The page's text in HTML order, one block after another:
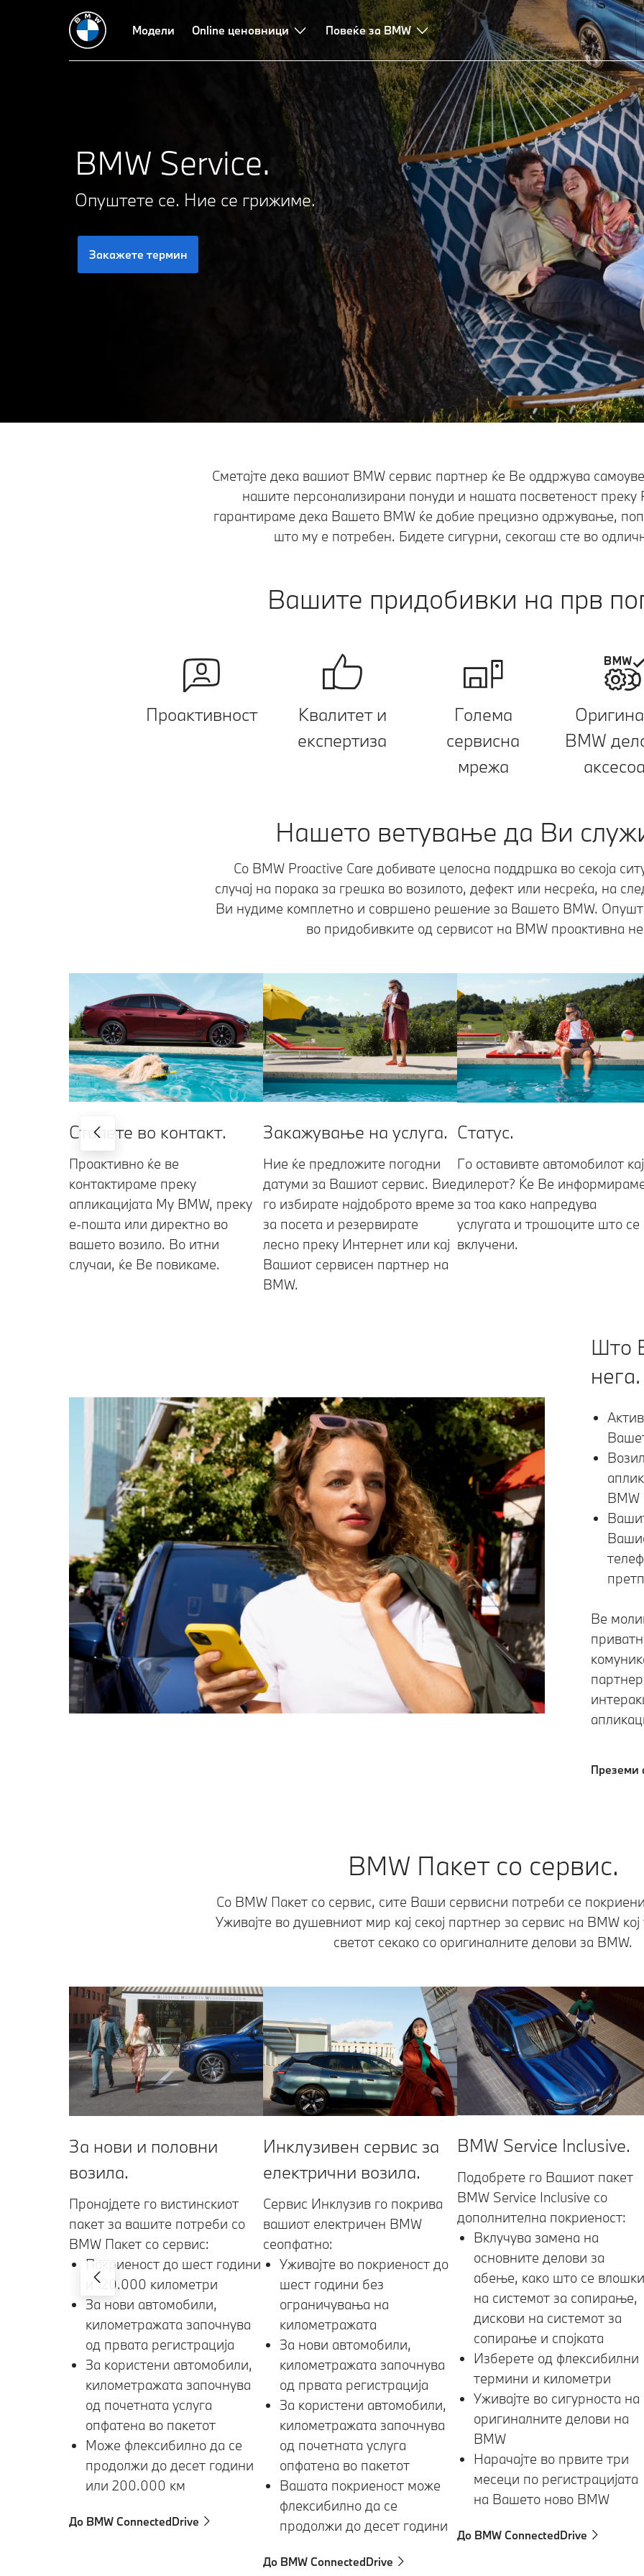
Модели Online ценовници Повеќе за BMW
BMW Service.
Опуштете се. Ние се грижиме.
Закажете термин
Proactive Care Пакет со сервис Пакет со поправка Помош на пат Сервис и заштеда Поправка и грижа ЧПП
Сметајте дека вашиот BMW сервис партнер ќе Ве оддржува
нашите персонализирани понуди и нашата посветеност преку
гарантираме дека Вашето BMW ќе добие прецизно одржување,
што му е потребен. Бидете сигурни, секогаш сте во
Вашите придобивки на прв
Проактивност
Квалитет и
експертиза
Голема
сервисна
мрежа
BMW
Нaшето ветување да Ви
Со BMW Proactive Care добивате целосна поддршка во секоја
случај на порака за грешка во возилото, дефект или несреќа, на
Ви нудиме комплетно и совршено решение за Вашето BMW.
во придобивките од сервисот на BMW проактивна
Стапете во контакт.
Проактивно ќе ве
контактираме преку
апликацијата My BMW, преку
е-пошта или директно во
вашето возило. Во итни
случаи, ќе Ве повикаме.
Закажување на услуга.
Ние ќе предложите погодни
датуми за Вашиот сервис. Вие
го избирате најдоброто време
за посета и резервирате
лесно преку Интернет или кај
Вашиот сервисен партнер на
BMW.
Статус.
Го оставивте автомобилот кај
дилерот? Ќе Ве
за тоа како напредува
услугата и трошоците што се
вклучени.
Што
нега.
BMW
Ве
Преземи
BMW Пакет со сервис.
Со BMW Пакет со сервис, сите Ваши сервисни потреби се
Уживајте во душевниот мир кај секој партнер за сервис на BMW
светот секако со оригиналните делови за BMW.
За нови и половни
возила.
Пронајдете го вистинскиот
пакет за вашите потреби со
BMW Пакет со сервис:
Покриеност до шест години
и 120.000 километри
За нови автомобили,
километражата започнува
од првата регистрација
За користени автомобили,
километражата започнува
од почетната услуга
опфатена во пакетот
Може флексибилно да се
продолжи до десет години
или 200.000 км
До BMW ConnectedDrive
Инклузивен сервис за
електрични возила.
Сервис Инклузив го покрива
вашиот електричен BMW
сеопфатно:
Уживајте во покриеност до
шест години без
ограничувања на
километражата
За нови автомобили,
километражата започнува
од првата регистрација
За користени автомобили,
километражата започнува
од почетната услуга
опфатена во пакетот
Вашата покриеност може
флексибилно да се
продолжи до десет години
До BMW ConnectedDrive
BMW Service Inclusive.
Подобрете го Вашиот пакет
BMW Service Inclusive со
дополнителна покриеност:
Вклучува замена на
основните делови за
абење, како што се влошки
на системот за сопирање,
дискови на системот за
сопирање и спојката
Изберете од флексибилни
термини и километри
Уживајте во сигурноста на
оригиналните делови на
BMW
Нарачајте во првите три
месеци по регистрацијата
на Вашето ново BMW
До BMW ConnectedDrive